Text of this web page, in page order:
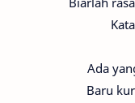
Ada
Baru